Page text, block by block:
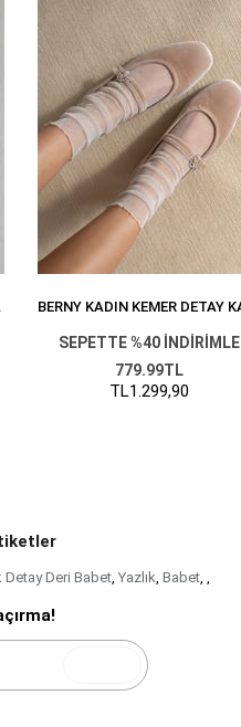
SEPETTE %40 İNDİRİMLE
779.99TL
TL1.299,90
Detay Deri Babet Yazlık Babet